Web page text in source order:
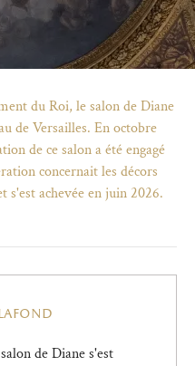
du Roi, le salon de Diane
de Versailles. En octobre
de ce salon a été engagé
concernait les décors
s'est achevée en juin 2026.
de Diane s'est